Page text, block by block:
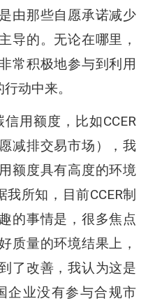
由那些自愿承诺减少
导的。无论在哪里，
常积极地参与到利用
动中来。
用额度，比如CCER
减排交易市场），我
额度具有高度的环境
我所知，目前CCER制
的事情是，很多焦点
质量的环境结果上，
了改善，我认为这是
企业没有参与合规市